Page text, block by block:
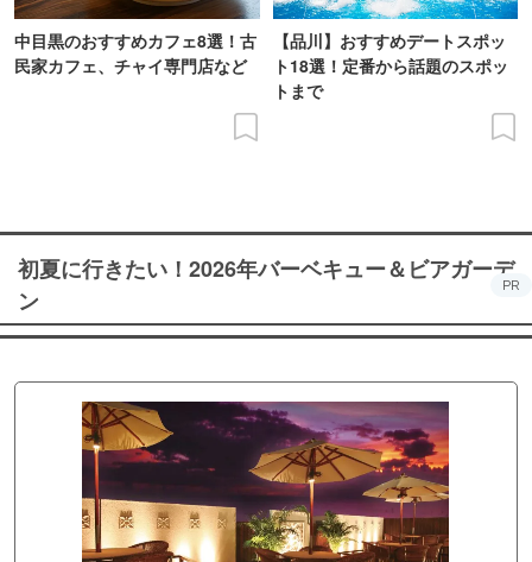
中目黒のおすすめカフェ8選！古
民家カフェ、チャイ専門店など
【品川】おすすめデートスポッ
ト18選！定番から話題のスポッ
トまで
初夏に行きたい！2026年バーベキュー＆ビアガーデ
ン
PR